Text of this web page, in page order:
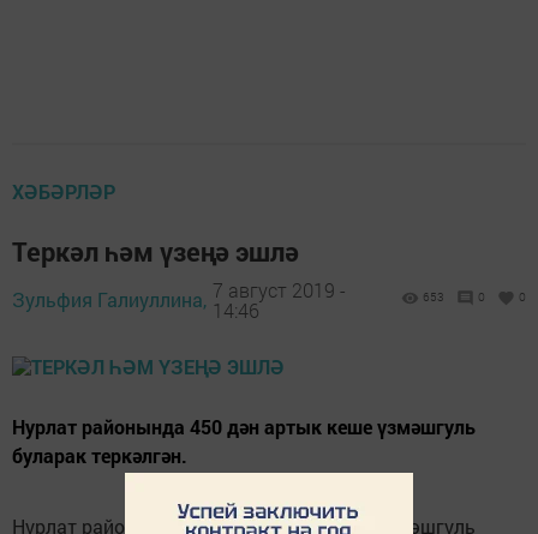
ХӘБӘРЛӘР
Теркәл һәм үзеңә эшлә
Зульфия Галиуллина, 7 август 2019 -
14:46
653 0 0
Нурлат районында 450 дән артык кеше үзмәшгуль
буларак теркәлгән.
Нурлат районында 450 дән артык кеше үзмәшгуль